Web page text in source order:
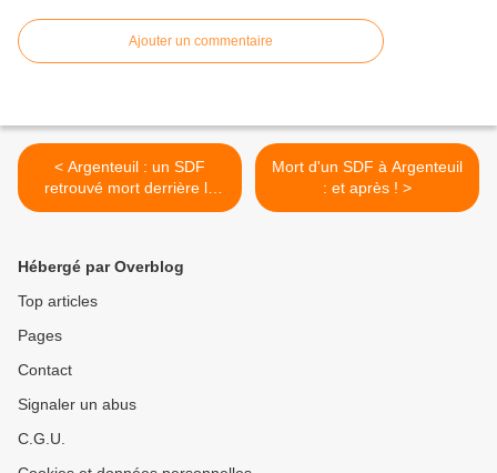
Ajouter un commentaire
< Argenteuil : un SDF
retrouvé mort derrière la
Basilique - Cela s'ajoute
Mort d'un SDF à Argenteuil
: et après ! >
Hébergé par Overblog
Top articles
Pages
Contact
Signaler un abus
C.G.U.